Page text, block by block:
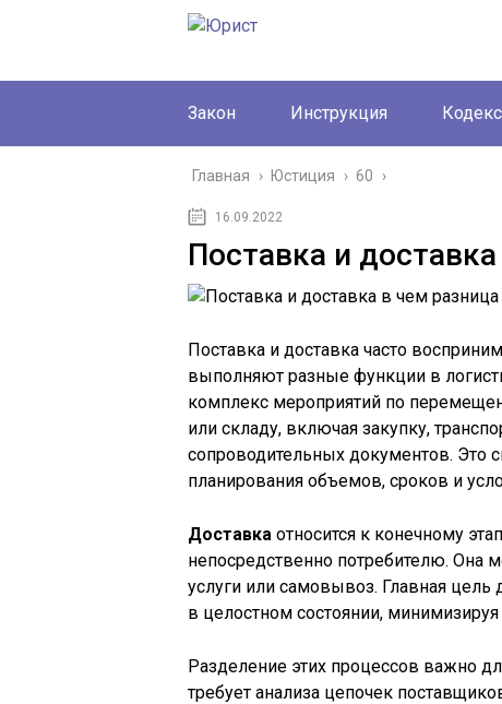
Закон Инструкция Кодекс
Главная › Юстиция › 60 ›
16.09.2022
Поставка и
Поставка и доставка часто
выполняют разные функции в
комплекс мероприятий по
или складу, включая закупку,
сопроводительных документов. Это
планирования объемов, сроков и
Доставка относится к конечному
непосредственно потребителю. Она
услуги или самовывоз. Главная цель
в целостном состоянии,
Разделение этих процессов важно
требует анализа цепочек